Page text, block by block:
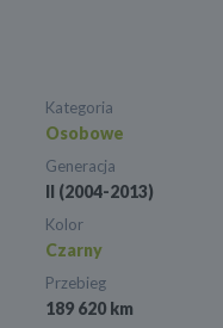
Kategoria
Osobowe
Generacja
II (2004-2013)
Kolor
Czarny
Przebieg
189 620 km